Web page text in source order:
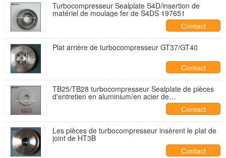
Turbocompresseur Sealplate S4D/insertion de
matériel de moulage fer de S4DS 197651
Contact
Plat arrière de turbocompresseur GT37/GT40
Contact
TB25/TB28 turbocompresseur Sealplate de pièces
d'entretien en aluminium/en acier de
Contact
Les pièces de turbocompresseur insèrent le plat de
joint de HT3B
Contact